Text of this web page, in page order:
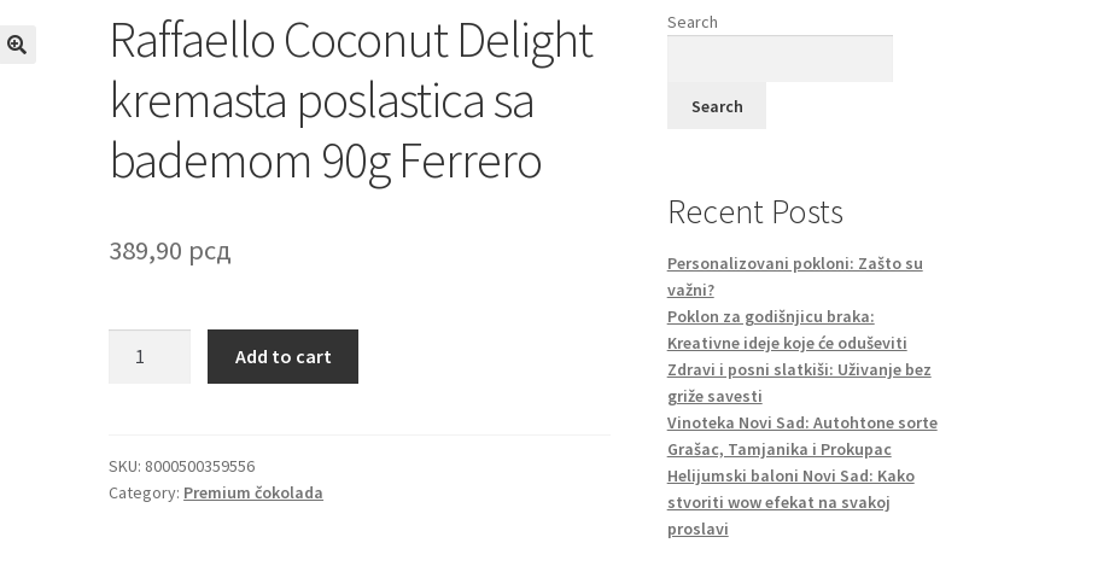
Premium čokolada Prirodni proizvodi
Reset password Slatkiši Special people
Raffaello Coconut Delight
kremasta poslastica sa
bademom 90g Ferrero
389,90 рсд
poslastica
sa
Add to cart
SKU: 8000500359556
Category: Premium čokolada
Search
Search
Recent Posts
Personalizovani pokloni: Zašto su
važni?
Poklon za godišnjicu braka:
Kreativne ideje koje će oduševiti
Zdravi i posni slatkiši: Uživanje bez
griže savesti
Vinoteka Novi Sad: Autohtone sorte
Grašac, Tamjanika i Prokupac
Helijumski baloni Novi Sad: Kako
stvoriti wow efekat na svakoj
proslavi